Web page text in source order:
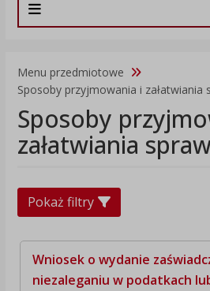
Menu przedmiotowe
Sposoby przyjmowania i załatwiania
Sposoby
załatwiania
Pokaż filtry
Wniosek o wydanie
niezaleganiu w podatkach